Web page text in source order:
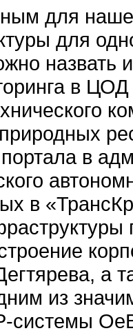
для
для
назвать
в
в
в
а
из
системы